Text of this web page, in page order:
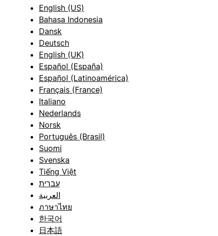
English (US)
Bahasa Indonesia
Dansk
Deutsch
English (UK)
Español (España)
Español (Latinoamérica)
Français (France)
Italiano
Nederlands
Norsk
Português (Brasil)
Suomi
Svenska
Tiếng Việt
עברית
العربية
ภาษาไทย
한국어
日本語